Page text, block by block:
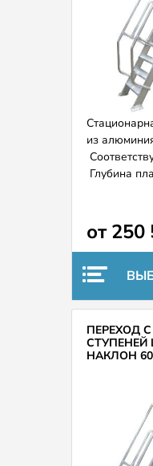
из
Глубина
Ширина
от 250
ПЕРЕХОД
СТУПЕНЕЙ
НАКЛОН